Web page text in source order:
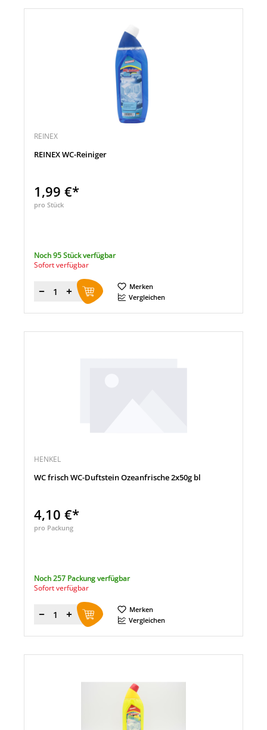
REINEX
REINEX WC-Reiniger
1,99 €*
pro Stück
Noch 95 Stück verfügbar
Sofort verfügbar
Menge
Merken
Vergleichen
HENKEL
WC frisch WC-Duftstein Ozeanfrische 2x50g bl
4,10 €*
pro Packung
Noch 257 Packung verfügbar
Sofort verfügbar
Menge
Merken
Vergleichen